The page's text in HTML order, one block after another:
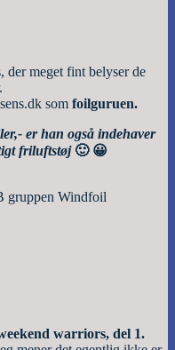
der meget fint belyser de
som foilguruen.
er han også indehaver
friluftstøj🙂 😀
gruppen Windfoil
warriors, del 1.